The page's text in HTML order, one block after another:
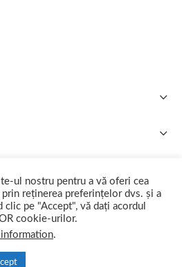
web-marketing.ro. Împreună ajungem departe.
ul nostru pentru a vă oferi cea
reținerea preferințelor dvs. și a
pe "Accept", vă dați acordul
cookie-urilor.
.